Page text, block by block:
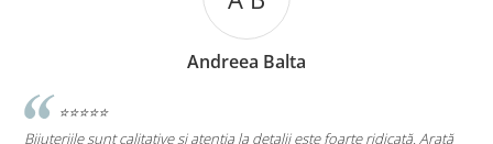
este foarte ridicată. Arată
⭐⭐⭐⭐⭐